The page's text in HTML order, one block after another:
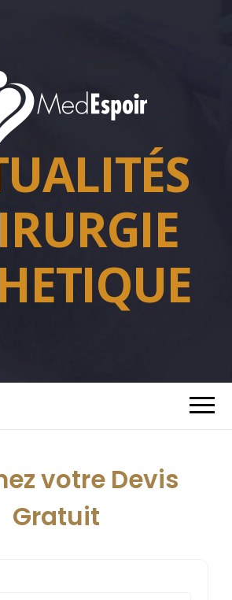
votre Devis
Gratuit